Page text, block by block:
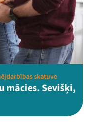
skatuve
mācies. Sevišķi,